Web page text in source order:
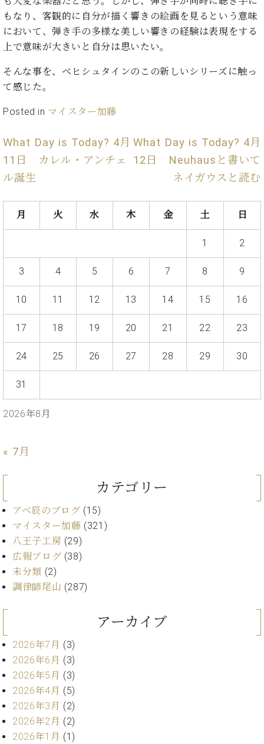
ラ
イ
ピ
ア
ノ
C.
シ
ュ
ン
ア
フ
プ
ェ
ホ
フ
マ
ン
ト
デ
ン
W.
ホ
フ
マ
ン
ヴ
室
ピ
ア
ノ
コ
ン
シ
ェ
ュ
ク
セ
(PDF)
問
本
術
営
業
セ
ン
ー
フ
ご
挨
拶
術
者
紹
もなり、客観的に自分が描く響きの絵画を見るという意味
において、弾き手の多様な美しい響きの経験は表現をする
上で意味が大きいと自分は思いたい。
そんな事を、ベヒシュタインのこの新しいシリーズに触っ
て感じた。
Posted in マイスター加藤
What Day is Today? 4月
11日 カレル・アンチェ
ル誕生
What Day is Today? 4月
12日 Neuhausと書いて
ネイガウスと読む
2026年8月
月 火 水 木 金 土 日
1 2
3 4 5 6 7 8 9
10 11 12 13 14 15 16
17 18 19 20 21 22 23
24 25 26 27 28 29 30
31
« 7月
カテゴリー
アベ辰のブログ (15)
マイスター加藤 (321)
八王子工房 (29)
広報ブログ (38)
未分類 (2)
調律師尾山 (287)
アーカイブ
2026年7月 (3)
2026年6月 (3)
2026年5月 (3)
2026年4月 (5)
2026年3月 (2)
2026年2月 (2)
2026年1月 (1)